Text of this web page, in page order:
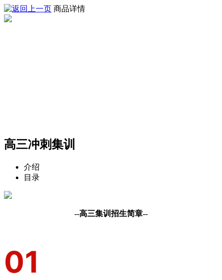
商品详情
高三冲刺集训
介绍
目录
--高三集训招生简章--
01